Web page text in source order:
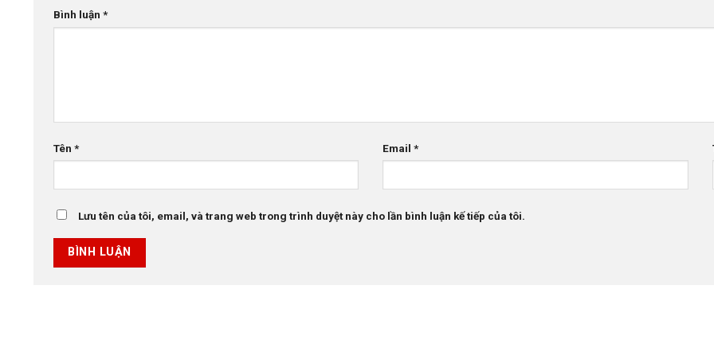
Bình luận *
Tên * Email*
Lưu tên của tôi, email, và trang web trong trình duyệt này cho lần bình luận kế tiếp của tôi.